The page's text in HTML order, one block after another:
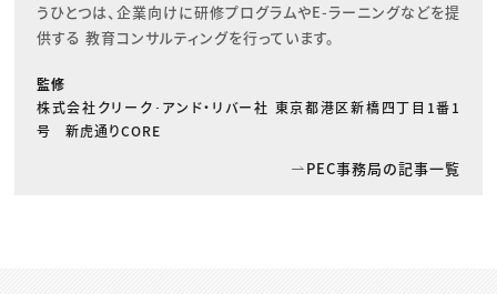
うひとつは、企業向けに研修プログラムやE-ラーニングなどを提
供する 教育コンサルティングを行っています。
監修
株式会社クリーク･アンド・リバー社 東京都港区新橋四丁目1番1
号 新虎通りCORE
PEC事務局の記事一覧